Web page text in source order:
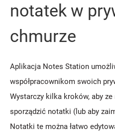
notatek w
chmurze
Aplikacja Notes Station
współpracownikom swoich
Wystarczy kilka kroków, aby
sporządzić notatki (lub aby
Notatki te można łatwo